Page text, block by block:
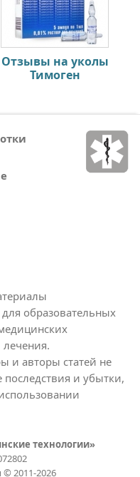
Отзывы на уколы
Тимоген
образовательных
лечения.
и авторы статей не
последствия и убытки,
технологии»
2011-2026